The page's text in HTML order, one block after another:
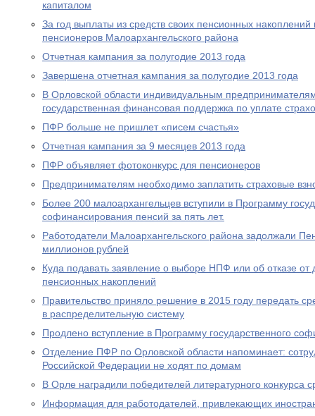
капиталом
За год выплаты из средств своих пенсионных накоплений
пенсионеров Малоархангельского района
Отчетная кампания за полугодие 2013 года
Завершена отчетная кампания за полугодие 2013 года
В Орловской области индивидуальным
государственная финансовая поддержка по уплате
ПФР больше не пришлет «писем счастья»
Отчетная кампания за 9 месяцев 2013 года
ПФР объявляет фотоконкурс для пенсионеров
Предпринимателям необходимо заплатить страховые
Более 200 малоархангельцев вступили в Программу
софинансирования пенсий за пять лет.
Работодатели Малоархангельского района задолжали
миллионов рублей
Куда подавать заявление о выборе НПФ или об отказе
пенсионных накоплений
Правительство приняло решение в 2015 году передать
в распределительную систему
Продлено вступление в Программу государственного
Отделение ПФР по Орловской области напоминает:
Российской Федерации не ходят по домам
В Орле наградили победителей литературного конкурса
Информация для работодателей, привлекающих